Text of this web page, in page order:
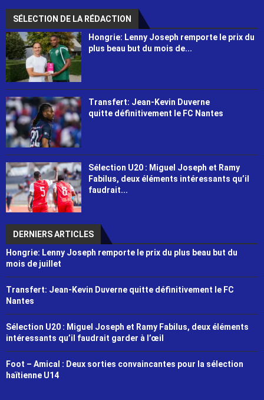
SÉLECTION DE LA RÉDACTION
Hongrie: Lenny Joseph remporte le prix du
plus beau but du mois de...
Transfert: Jean-Kevin Duverne
quitte définitivement le FC Nantes
Sélection U20 : Miguel Joseph et Ramy
Fabilus, deux éléments intéressants qu’il
faudrait...
DERNIERS ARTICLES
Hongrie: Lenny Joseph remporte le prix du plus beau but du
mois de juillet
Transfert: Jean-Kevin Duverne quitte définitivement le FC
Nantes
Sélection U20 : Miguel Joseph et Ramy Fabilus, deux éléments
intéressants qu’il faudrait garder à l’œil
Foot – Amical : Deux sorties convaincantes pour la sélection
haïtienne U14